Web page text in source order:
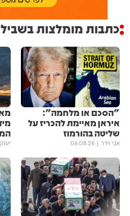
כתבות מומלצות
"הסכם או מלחמה":
איראן מאיימת להכריז על
שליטה בהורמוז
אבי וידר 06.08.26